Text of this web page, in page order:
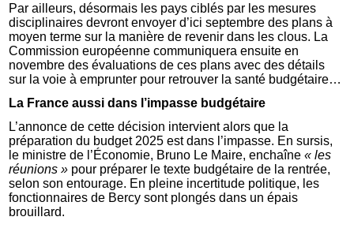
Par ailleurs, désormais les pays ciblés par les mesures
disciplinaires devront envoyer d’ici septembre des plans à
moyen terme sur la manière de revenir dans les clous. La
Commission européenne communiquera ensuite en
novembre des évaluations de ces plans avec des détails
sur la voie à emprunter pour retrouver la santé budgétaire…
La France aussi dans l’impasse budgétaire
L’annonce de cette décision intervient alors que la
préparation du budget 2025 est dans l’impasse. En sursis,
le ministre de l’Économie, Bruno Le Maire, enchaîne« les
réunions » pour préparer le texte budgétaire de la rentrée,
selon son entourage. En pleine incertitude politique, les
fonctionnaires de Bercy sont plongés dans un épais
brouillard.